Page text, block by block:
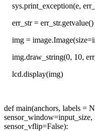
sys.print_exception(e,
err_str = err_str.getvalue()
img =
img.draw_string(0, 10,
lcd.display(img)
def main(anchors, labels =
sensor_vflip=False):